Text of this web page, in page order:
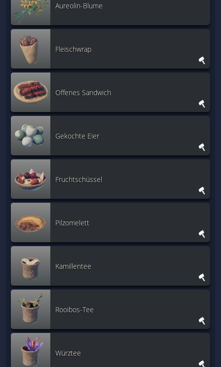
Aureolin-Blume
Fleischwrap
Offenes Sandwich
Gekochte Eier
Fruchtschüssel
Pilzomelett
Kamillentee
Rooibos-Tee
Würztee